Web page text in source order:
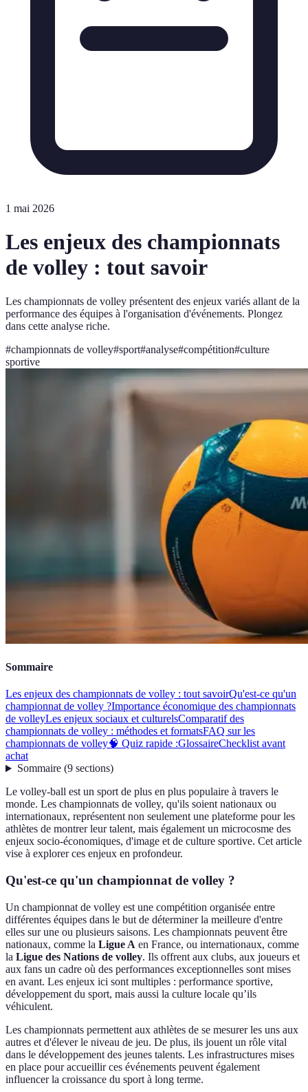
1 mai 2026
Les enjeux des championnats
de volley : tout savoir
Les championnats de volley présentent des enjeux variés allant de la
performance des équipes à l'organisation d'événements. Plongez
dans cette analyse riche.
#championnats de volley#sport#analyse#compétition#culture
sportive
Sommaire
Les enjeux des championnats de volley : tout savoirQu'est-ce qu'un
championnat de volley ?Importance économique des championnats
de volleyLes enjeux sociaux et culturelsComparatif des
championnats de volley : méthodes et formatsFAQ sur les
championnats de volley🧠 Quiz rapide :GlossaireChecklist avant
achat
Sommaire(9 sections)
Le volley-ball est un sport de plus en plus populaire à travers le
monde. Les championnats de volley, qu'ils soient nationaux ou
internationaux, représentent non seulement une plateforme pour les
athlètes de montrer leur talent, mais également un microcosme des
enjeux socio-économiques, d'image et de culture sportive. Cet article
vise à explorer ces enjeux en profondeur.
Qu'est-ce qu'un championnat de volley ?
Un championnat de volley est une compétition organisée entre
différentes équipes dans le but de déterminer la meilleure d'entre
elles sur une ou plusieurs saisons. Les championnats peuvent être
nationaux, comme la Ligue A en France, ou internationaux, comme
la Ligue des Nations de volley. Ils offrent aux clubs, aux joueurs et
aux fans un cadre où des performances exceptionnelles sont mises
en avant. Les enjeux ici sont multiples : performance sportive,
développement du sport, mais aussi la culture locale qu’ils
véhiculent.
Les championnats permettent aux athlètes de se mesurer les uns aux
autres et d'élever le niveau de jeu. De plus, ils jouent un rôle vital
dans le développement des jeunes talents. Les infrastructures mises
en place pour accueillir ces événements peuvent également
influencer la croissance du sport à long terme.